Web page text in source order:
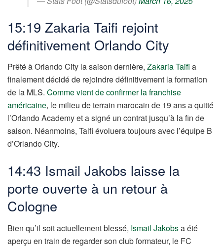
15:19 Zakaria Taifi rejoint
définitivement Orlando City
Prêté à Orlando City la saison dernière, Zakaria Taifi a
finalement décidé de rejoindre définitivement la formation
de la MLS. Comme vient de confirmer la franchise
américaine, le milieu de terrain marocain de 19 ans a quitté
l’Orlando Academy et a signé un contrat jusqu’à la fin de
saison. Néanmoins, Taifi évoluera toujours avec l’équipe B
d’Orlando City.
14:43 Ismail Jakobs laisse la
porte ouverte à un retour à
Cologne
Bien qu’il soit actuellement blessé, Ismail Jakobsa été
aperçu en train de regarder son club formateur, le FC